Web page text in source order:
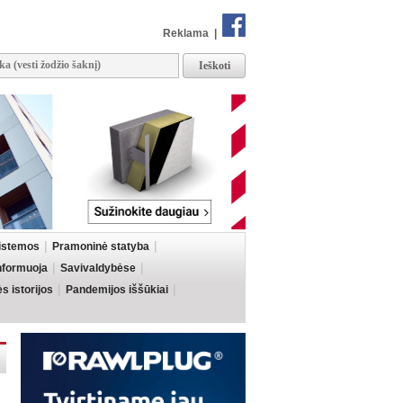
Reklama
Pramoninė statyba
Savivaldybėse
istorijos
Pandemijos iššūkiai